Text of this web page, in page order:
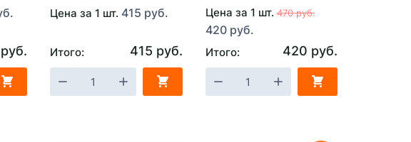
Цена за 1 шт. 415 руб.
Итого: 415 руб.
Цена за 1 шт.470 руб.
420 руб.
Итого: 420 руб.